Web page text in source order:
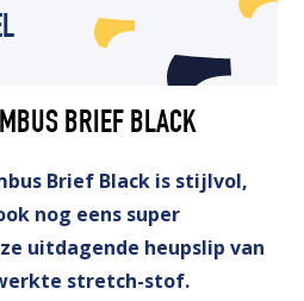
BRIEF BLACK
Brief Black is stijlvol,
nog eens super
uitdagende heupslip van
stretch-stof.